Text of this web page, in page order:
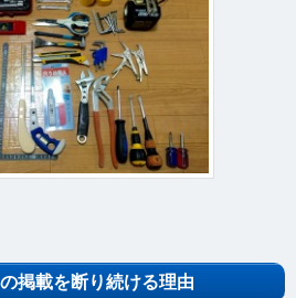
掲載を断り続ける理由